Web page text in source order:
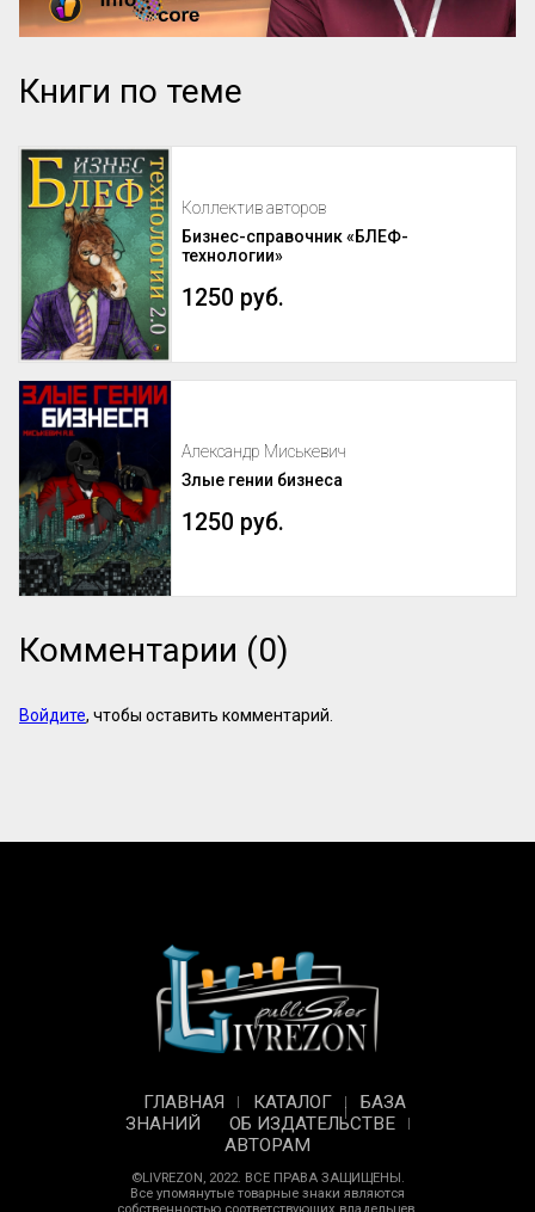
Книги по теме
Коллектив авторов
Бизнес-справочник «БЛЕФ-
технологии»
1250 руб.
Александр Миськевич
Злые гении бизнеса
1250 руб.
Комментарии (0)
Войдите, чтобы оставить комментарий.
ГЛАВНАЯ КАТАЛОГ
БАЗА
ЗНАНИЙ
ОБ ИЗДАТЕЛЬСТВЕ
АВТОРАМ
©LIVREZON, 2022. ВСЕ ПРАВА ЗАЩИЩЕНЫ.
Все упомянутые товарные знаки являются